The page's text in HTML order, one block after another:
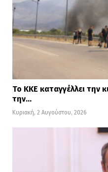
Το ΚΚΕ καταγγέλλει την
την…
Κυριακή, 2 Αυγούστου, 2026